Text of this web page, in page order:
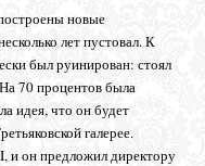
новые
лет пустовал. К
был руинирован: стоял
70 процентов была
идея, что он будет
галерее.
и он предложил директору